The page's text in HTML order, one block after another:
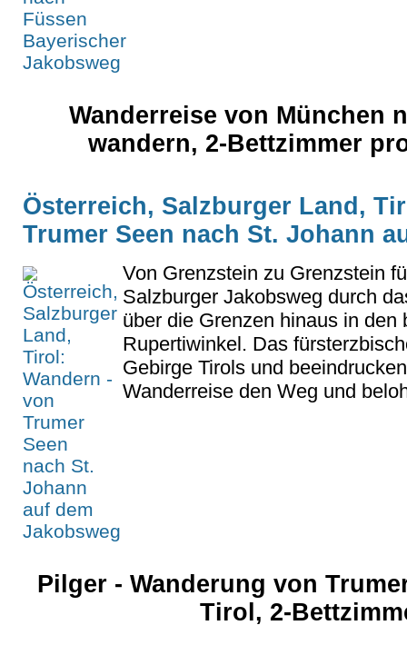
Wanderreise von München
wandern, 2-Bettzimmer
Österreich, Salzburger Land,
Trumer Seen nach St. Johann
Von Grenzstein zu Grenzstein
Salzburger Jakobsweg durch
über die Grenzen hinaus in den
Rupertiwinkel. Das
Gebirge Tirols und
Wanderreise den Weg und
Pilger - Wanderung von
Tirol, 2-